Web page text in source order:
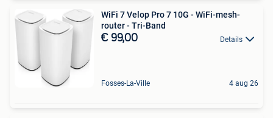
WiFi 7 Velop Pro 7 10G - WiFi-mesh-
router - Tri-Band
€ 99,00 Details
Fosses-La-Ville 4 aug 26